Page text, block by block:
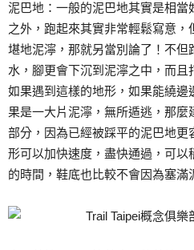
泥巴地：一般的泥巴地其實是相
之外，跑起來其實非常輕鬆寫意，
堪地泥濘，那就另當別論了！不但
水，腳更會下沉到泥濘之中，而
如果遇到這樣的地形，如果能繞邊
果是一大片泥濘，無所遁逃，那
部分，因為已經被踩平的泥巴地
形可以加快速度，盡快通過，可
的時間，鞋底也比較不會因為塞滿